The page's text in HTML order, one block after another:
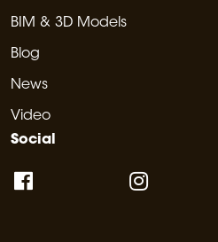
BIM & 3D Models
Blog
News
Video
Social